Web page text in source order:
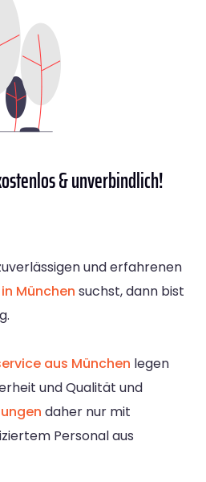
& unverbindlich!
und erfahrenen
München suchst, dann bist
aus München legen
und Qualität und
daher nur mit
Personal aus